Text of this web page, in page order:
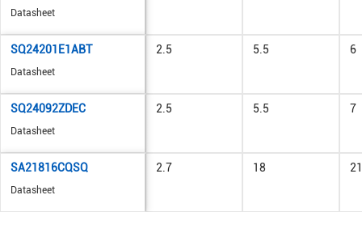
Datasheet
SQ24201E1ABT
Datasheet
2.5 5.5 6
SQ24092ZDEC
Datasheet
2.5 5.5 7
SA21816CQSQ
Datasheet
2.7 18 21